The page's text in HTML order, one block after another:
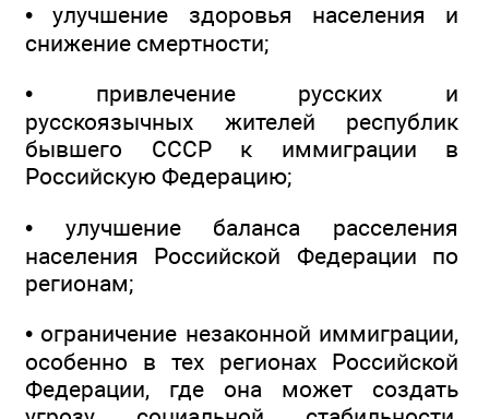
• улучшение здоровья населения и
снижение смертности;
• привлечение русских и
русскоязычных жителей республик
бывшего СССР к иммиграции в
Российскую Федерацию;
• улучшение баланса расселения
населения Российской Федерации по
регионам;
• ограничение незаконной иммиграции,
особенно в тех регионах Российской
Федерации, где она может создать